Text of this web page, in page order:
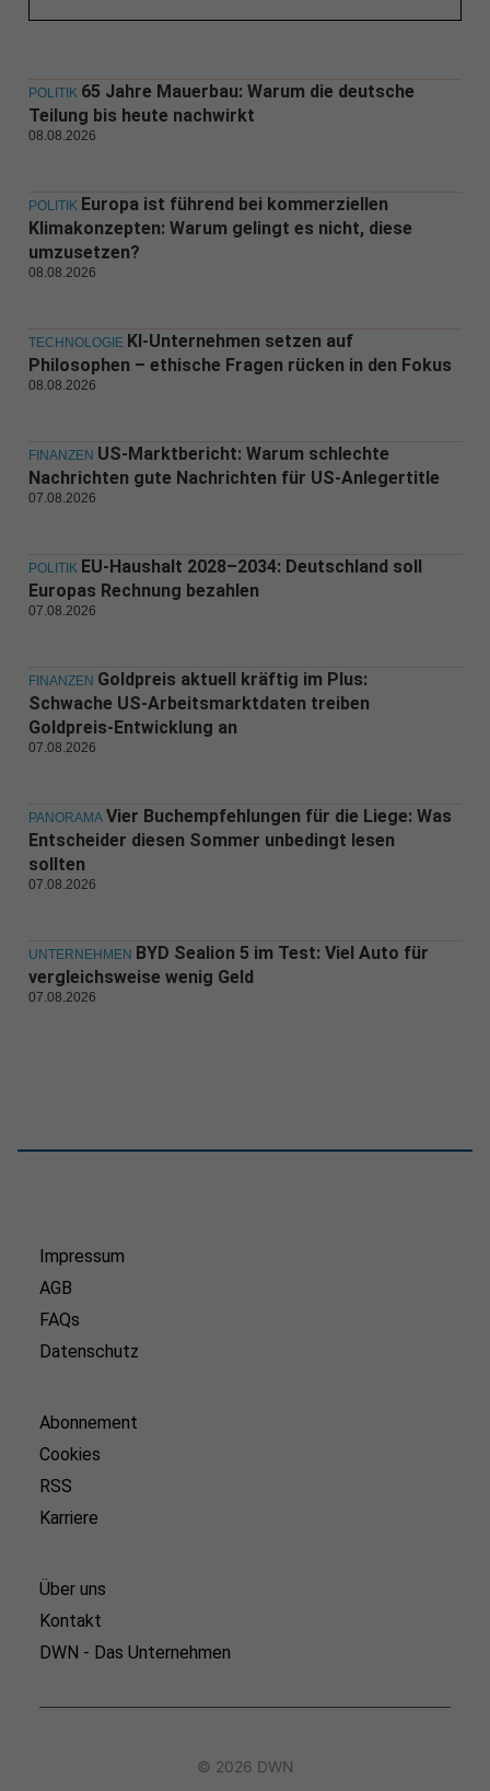
POLITIK 65 Jahre Mauerbau: Warum die deutsche
Teilung bis heute nachwirkt
08.08.2026
POLITIK Europa ist führend bei kommerziellen
Klimakonzepten: Warum gelingt es nicht, diese
umzusetzen?
08.08.2026
TECHNOLOGIE KI-Unternehmen setzen auf
Philosophen – ethische Fragen rücken in den Fokus
08.08.2026
FINANZEN US-Marktbericht: Warum schlechte
Nachrichten gute Nachrichten für US-Anlegertitle
07.08.2026
POLITIK EU-Haushalt 2028–2034: Deutschland soll
Europas Rechnung bezahlen
07.08.2026
FINANZEN Goldpreis aktuell kräftig im Plus:
Schwache US-Arbeitsmarktdaten treiben
Goldpreis-Entwicklung an
07.08.2026
PANORAMA Vier Buchempfehlungen für die Liege: Was
Entscheider diesen Sommer unbedingt lesen
sollten
07.08.2026
UNTERNEHMEN BYD Sealion 5 im Test: Viel Auto für
vergleichsweise wenig Geld
07.08.2026
Impressum
AGB
FAQs
Datenschutz
Abonnement
Cookies
RSS
Karriere
Über uns
Kontakt
DWN - Das Unternehmen
© 2026 DWN